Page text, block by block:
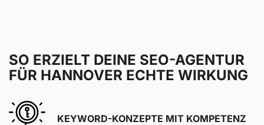
SO ERZIELT DEINE SEO-AGENTUR
FÜR HANNOVER ECHTE WIRKUNG
KEYWORD-KONZEPTE MIT KOMPETENZ